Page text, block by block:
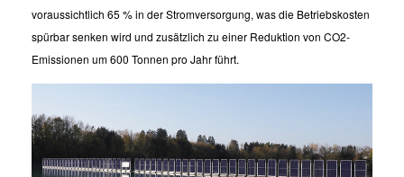
voraussichtlich 65 % in der Stromversorgung, was die Betriebskosten
spürbar senken wird und zusätzlich zu einer Reduktion von CO2-
Emissionen um 600 Tonnen pro Jahr führt.